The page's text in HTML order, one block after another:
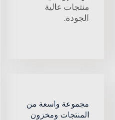
منتجات عالية
الجودة.
مجموعة واسعة من
المنتجات ومخزون